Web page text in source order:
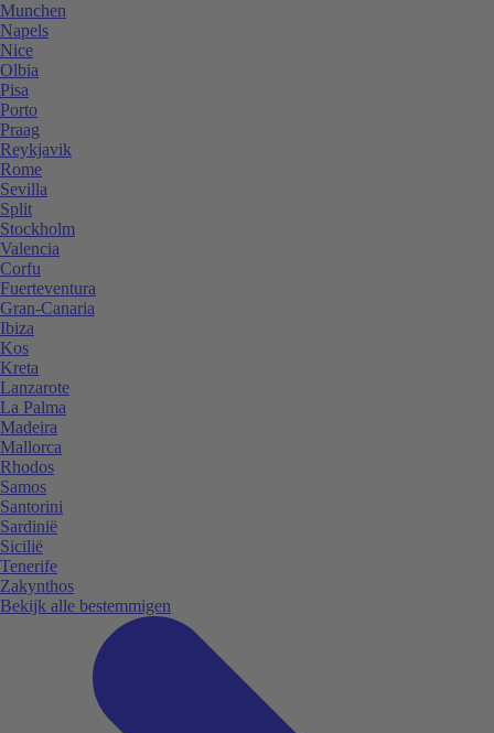
Munchen
Napels
Nice
Olbia
Pisa
Porto
Praag
Reykjavik
Rome
Sevilla
Split
Stockholm
Valencia
Corfu
Fuerteventura
Gran-Canaria
Ibiza
Kos
Kreta
Lanzarote
La Palma
Madeira
Mallorca
Rhodos
Samos
Santorini
Sardinië
Sicilië
Tenerife
Zakynthos
Bekijk alle bestemmigen